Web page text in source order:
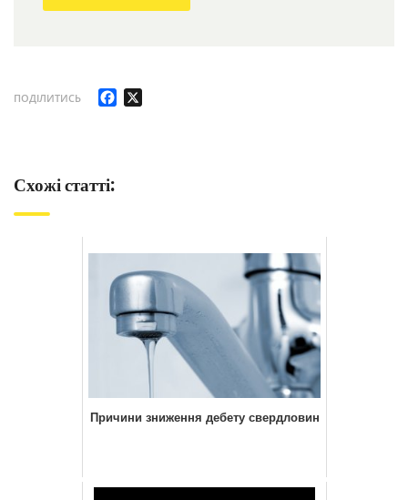
ПОДІЛИТИСЬ Facebook
Схожі статті:
Причини зниження дебету свердловин